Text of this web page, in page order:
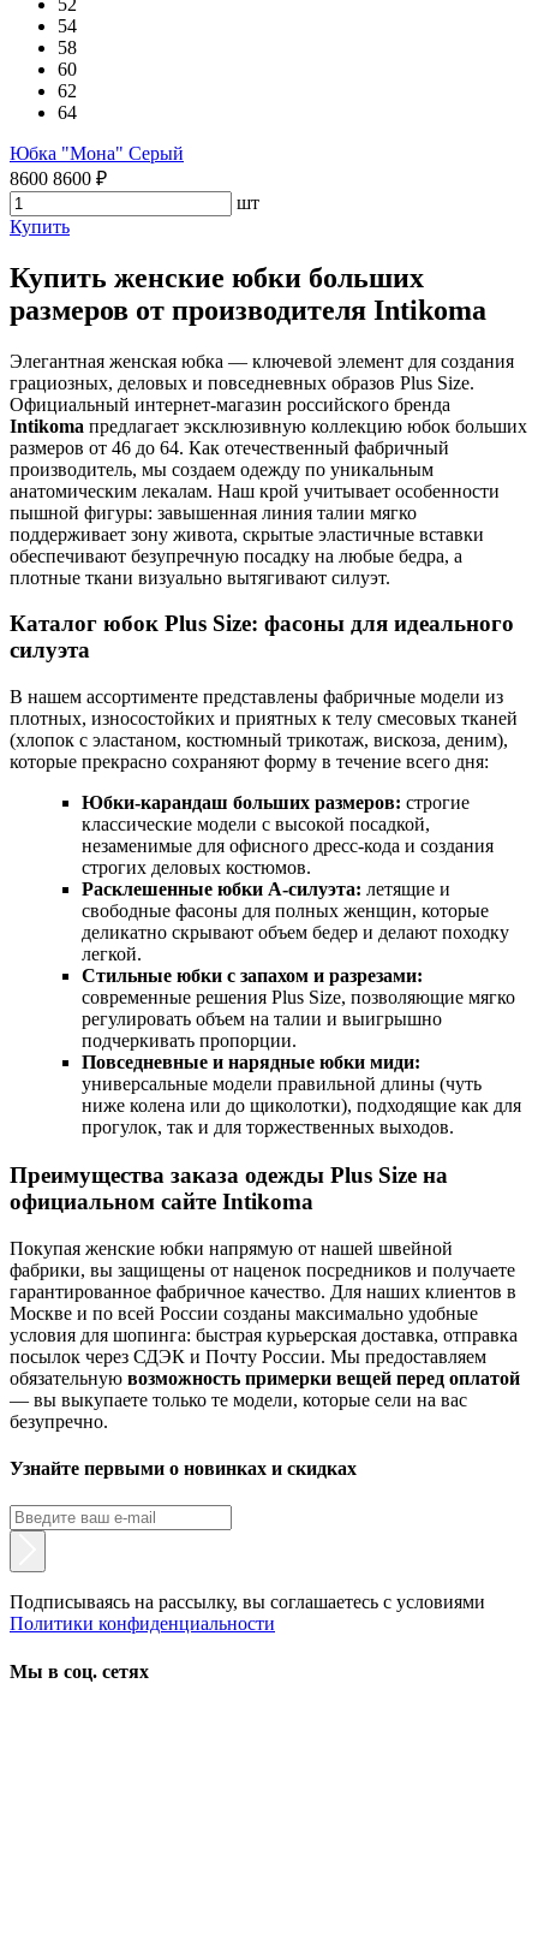
54
58
60
62
64
Юбка "Мона" Серый
8600 8600 ₽
шт
Купить
Купить женские юбки больших
размеров от производителя Intikoma
Элегантная женская юбка — ключевой элемент для создания
грациозных, деловых и повседневных образов Plus Size.
Официальный интернет-магазин российского бренда
Intikoma предлагает эксклюзивную коллекцию юбок больших
размеров от 46 до 64. Как отечественный фабричный
производитель, мы создаем одежду по уникальным
анатомическим лекалам. Наш крой учитывает особенности
пышной фигуры: завышенная линия талии мягко
поддерживает зону живота, скрытые эластичные вставки
обеспечивают безупречную посадку на любые бедра, а
плотные ткани визуально вытягивают силуэт.
Каталог юбок Plus Size: фасоны для идеального
силуэта
В нашем ассортименте представлены фабричные модели из
плотных, износостойких и приятных к телу смесовых тканей
(хлопок с эластаном, костюмный трикотаж, вискоза, деним),
которые прекрасно сохраняют форму в течение всего дня:
Юбки-карандаш больших размеров: строгие
классические модели с высокой посадкой,
незаменимые для офисного дресс-кода и создания
строгих деловых костюмов.
Расклешенные юбки А-силуэта: летящие и
свободные фасоны для полных женщин, которые
деликатно скрывают объем бедер и делают походку
легкой.
Стильные юбки с запахом и разрезами:
современные решения Plus Size, позволяющие мягко
регулировать объем на талии и выигрышно
подчеркивать пропорции.
Повседневные и нарядные юбки миди:
универсальные модели правильной длины (чуть
ниже колена или до щиколотки), подходящие как для
прогулок, так и для торжественных выходов.
Преимущества заказа одежды Plus Size на
официальном сайте Intikoma
Покупая женские юбки напрямую от нашей швейной
фабрики, вы защищены от наценок посредников и получаете
гарантированное фабричное качество. Для наших клиентов в
Москве и по всей России созданы максимально удобные
условия для шопинга: быстрая курьерская доставка, отправка
посылок через СДЭК и Почту России. Мы предоставляем
обязательную возможность примерки вещей перед оплатой
— вы выкупаете только те модели, которые сели на вас
безупречно.
Узнайте первыми о новинках и скидках
Подписываясь на рассылку, вы соглашаетесь с условиями
Политики конфиденциальности
Мы в соц. сетях